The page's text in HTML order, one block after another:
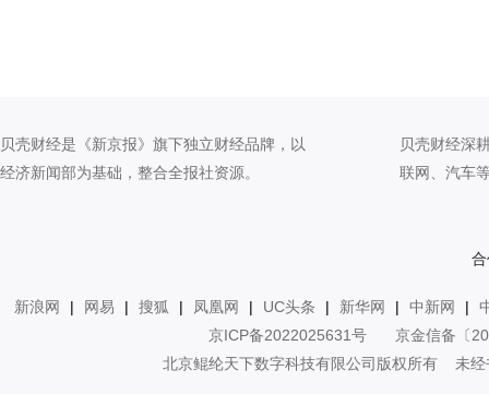
贝壳财经是《新京报》旗下独立财经品牌，以
经济新闻部为基础，整合全报社资源。
贝壳财经深
联网、汽车
新浪网 | 网易 | 搜狐 | 凤凰网 | UC头条 | 新华网 | 中新网 |
京ICP备2022025631号
京金信备〔
北京鲲纶天下数字科技有限公司版权所有 未